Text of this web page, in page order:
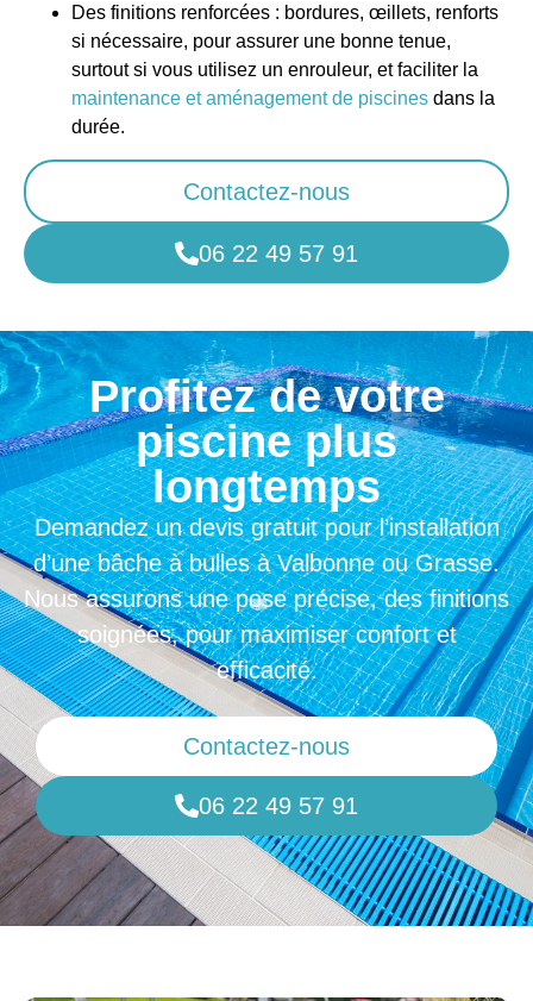
Des finitions renforcées : bordures, œillets, renforts
si nécessaire, pour assurer une bonne tenue,
surtout si vous utilisez un enrouleur, et faciliter la
maintenance et aménagement de piscines dans la
durée.
Contactez-nous
06 22 49 57 91
Profitez de votre
piscine plus
longtemps
Demandez un devis gratuit pour l’installation
d’une bâche à bulles à Valbonne ou Grasse.
Nous assurons une pose précise, des finitions
soignées, pour maximiser confort et
efficacité.
Contactez-nous
06 22 49 57 91